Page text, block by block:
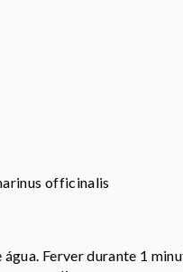
officinalis
Ferver durante 1